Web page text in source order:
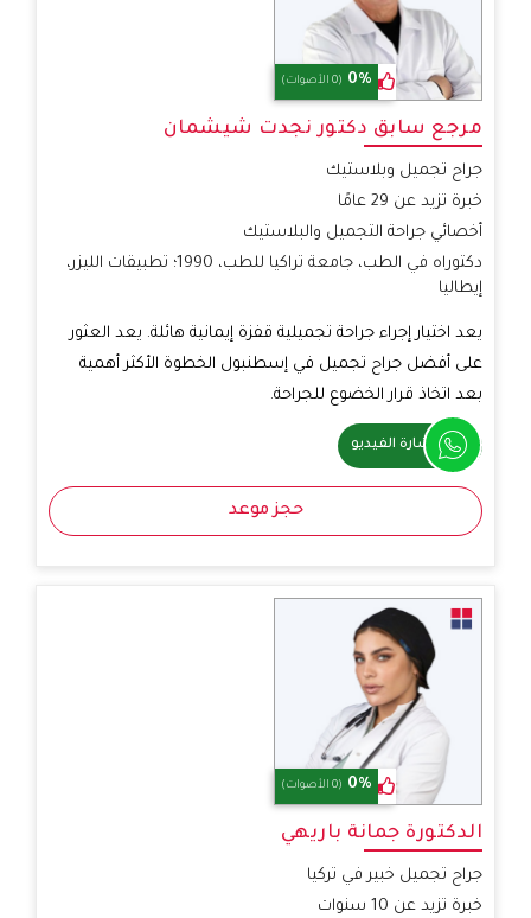
0% (0 الأصوات)
مرجع سابق دكتور نجدت شيشمان
جراح تجميل وبلاستيك
خبرة تزيد عن 29 عامًا
أخصائي جراحة التجميل والبلاستيك
دكتوراه في الطب، جامعة تراكيا للطب، 1990؛ تطبيقات الليزر،
إيطاليا
يعد اختيار إجراء جراحة تجميلية قفزة إيمانية هائلة. يعد العثور
على أفضل جراح تجميل في إسطنبول الخطوة الأكثر أهمية
بعد اتخاذ قرار الخضوع للجراحة.
استشارة الفيديو
حجز موعد
0% (0 الأصوات)
الدكتورة جمانة باريهي
جراح تجميل خبير في تركيا
خبرة تزيد عن 10 سنوات